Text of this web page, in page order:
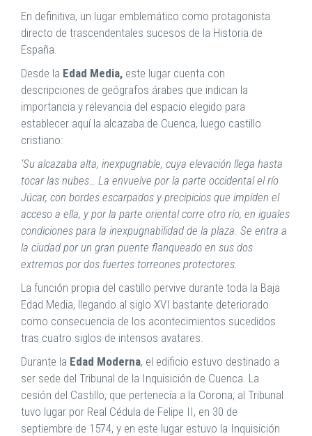
En definitiva, un lugar emblemático como protagonista
directo de trascendentales sucesos de la Historia de
España.
Desde la Edad Media, este lugar cuenta con
descripciones de geógrafos árabes que indican la
importancia y relevancia del espacio elegido para
establecer aquí la alcazaba de Cuenca, luego castillo
cristiano:
‘Su alcazaba alta, inexpugnable, cuya elevación llega hasta
tocar las nubes… La envuelve por la parte occidental el río
Júcar, con bordes escarpados y precipicios que impiden el
acceso a ella, y por la parte oriental corre otro río, en iguales
condiciones para la inexpugnabilidad de la plaza. Se entra a
la ciudad por un gran puente flanqueado en sus dos
extremos por dos fuertes torreones protectores.
La función propia del castillo pervive durante toda la Baja
Edad Media, llegando al siglo XVI bastante deteriorado
como consecuencia de los acontecimientos sucedidos
tras cuatro siglos de intensos avatares.
Durante la Edad Moderna, el edificio estuvo destinado a
ser sede del Tribunal de la Inquisición de Cuenca. La
cesión del Castillo, que pertenecía a la Corona, al Tribunal
tuvo lugar por Real Cédula de Felipe II, en 30 de
septiembre de 1574, y en este lugar estuvo la Inquisición